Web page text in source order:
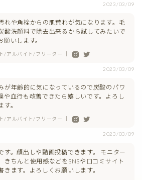
2023/03/09
れや角栓からの肌荒れが気になります。毛
酸洗顔料で除去出来るから試してみたいで
願いします。
/アルバイト/フリーター ｜
2023/03/09
が年齢的に気になっているので炭酸のパワ
や血行も改善できたら嬉しいです。よろし
す。
/アルバイト/フリーター ｜
2023/03/09
す。顔出しや動画投稿できます。 モニター
きちんと使用感などをSNSや口コミサイト
きます。よろしくお願いします。